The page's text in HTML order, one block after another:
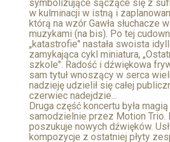
symbolizujące sączące się z
w kulminacji w istną i
którą na wzór Gawła słuchacze
muzykami (na bis). Po tej
„katastrofie" nastała swoista
zamykająca cykl miniatura,
szkole". Radość i dźwiękowa
sam tytuł wnoszący w serca
nadzieję udzielił się całej
czerwiec nadejdzie...
Druga część koncertu była
samodzielnie przez Motion Trio.
poszukuje nowych dźwięków.
kompozycje z ostatniej płyty